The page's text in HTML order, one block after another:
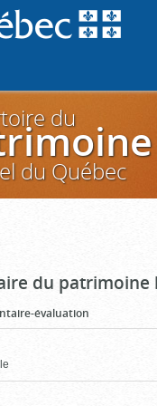
du
du Québec
du patrimoine
évaluation